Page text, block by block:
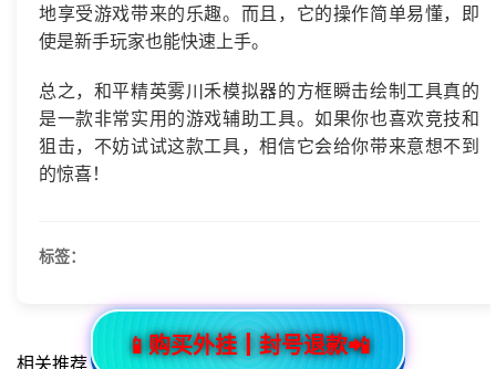
地享受游戏带来的乐趣。而且，它的操作简单易懂，即
使是新手玩家也能快速上手。
总之，和平精英雾川禾模拟器的方框瞬击绘制工具真的
是一款非常实用的游戏辅助工具。如果你也喜欢竞技和
狙击，不妨试试这款工具，相信它会给你带来意想不到
的惊喜！
标签：
相关推荐
📱购买外挂┃封号退款📲